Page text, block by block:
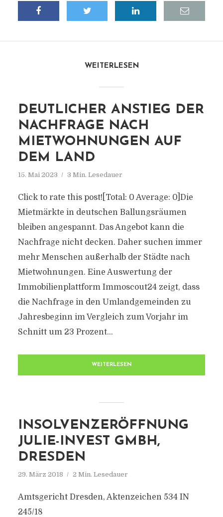
WEITERLESEN
DEUTLICHER ANSTIEG DER
NACHFRAGE NACH
MIETWOHNUNGEN AUF
DEM LAND
15. Mai 2023 3 Min. Lesedauer
Click to rate this post![Total: 0 Average: 0]Die
Mietmärkte in deutschen Ballungsräumen
bleiben angespannt. Das Angebot kann die
Nachfrage nicht decken. Daher suchen immer
mehr Menschen außerhalb der Städte nach
Mietwohnungen. Eine Auswertung der
Immobilienplattform Immoscout24 zeigt, dass
die Nachfrage in den Umlandgemeinden zu
Jahresbeginn im Vergleich zum Vorjahr im
Schnitt um 23 Prozent...
WEITERLESEN
INSOLVENZERÖFFNUNG
JULIE-INVEST GMBH,
DRESDEN
29. März 2018 2 Min. Lesedauer
Amtsgericht Dresden, Aktenzeichen 534 IN
245/18